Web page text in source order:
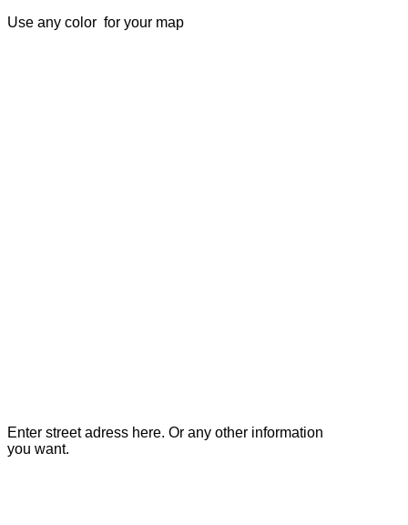
Use any color for your map
Enter street adress here. Or any other information
you want.